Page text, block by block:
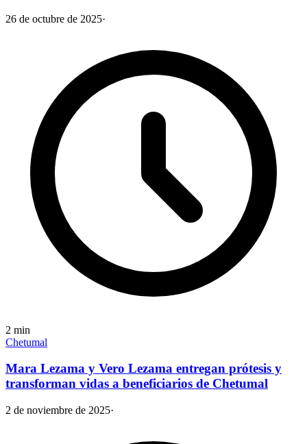
26 de octubre de 2025·
2 min
Chetumal
Mara Lezama y Vero Lezama entregan prótesis y
transforman vidas a beneficiarios de Chetumal
2 de noviembre de 2025·